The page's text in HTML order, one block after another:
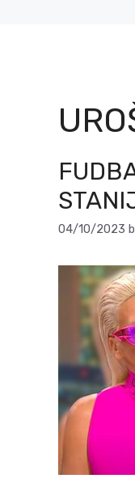
04/10/2023